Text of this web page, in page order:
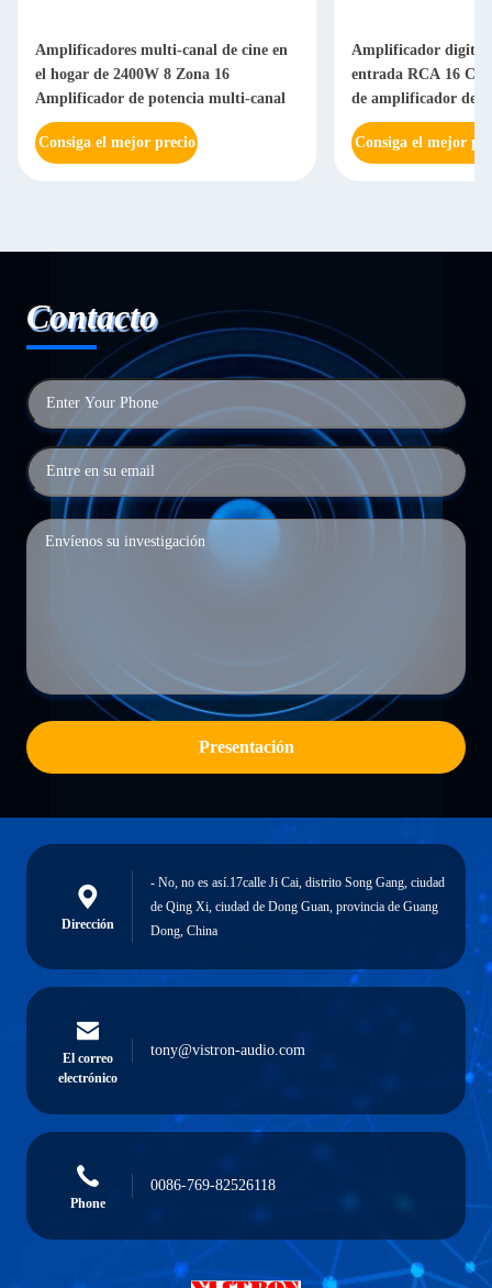
Amplificadores multi-canal de cine en
el hogar de 2400W 8 Zona 16
Amplificador de potencia multi-canal
Consiga el mejor precio
Amplificador digital
entrada RCA 16
de amplificador de
Consiga el mejor
Contacto
Presentación
Dirección
- No, no es así.17calle Ji Cai, distrito Song Gang, ciudad
de Qing Xi, ciudad de Dong Guan, provincia de Guang
Dong, China
El correo
electrónico
tony@vistron-audio.com
Phone
0086-769-82526118